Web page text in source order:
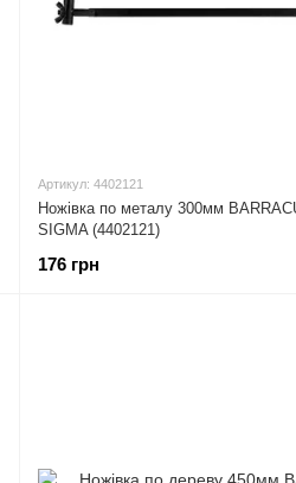
Артикул: 4402121
Ножівка по металу 300мм
SIGMA (4402121)
176 грн